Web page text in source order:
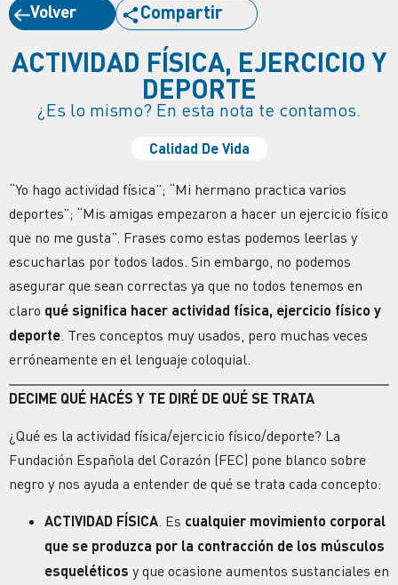
Volver Compartir
ACTIVIDAD FÍSICA, EJERCICIO Y
DEPORTE
¿Es lo mismo? En esta nota te contamos.
Calidad De Vida
“Yo hago actividad física”; “Mi hermano practica varios
deportes”; “Mis amigas empezaron a hacer un ejercicio físico
que no me gusta”. Frases como estas podemos leerlas y
escucharlas por todos lados. Sin embargo, no podemos
asegurar que sean correctas ya que no todos tenemos en
claro qué significa hacer actividad física, ejercicio físico y
deporte . Tres conceptos muy usados, pero muchas veces
erróneamente en el lenguaje coloquial.
DECIME QUÉ HACÉS Y TE DIRÉ DE QUÉ SE TRATA
¿Qué es la actividad física/ejercicio físico/deporte? La
Fundación Española del Corazón (FEC) pone blanco sobre
negro y nos ayuda a entender de qué se trata cada concepto:
ACTIVIDAD FÍSICA. Es cualquier movimiento corporal
que se produzca por la contracción de los músculos
esqueléticos y que ocasione aumentos sustanciales en